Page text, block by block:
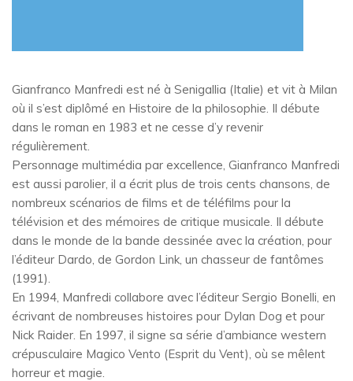
Gianfranco Manfredi est né à Senigallia (Italie) et vit à Milan
où il s’est diplômé en Histoire de la philosophie. Il débute
dans le roman en 1983 et ne cesse d’y revenir
régulièrement.
Personnage multimédia par excellence, Gianfranco Manfredi
est aussi parolier, il a écrit plus de trois cents chansons, de
nombreux scénarios de films et de téléfilms pour la
télévision et des mémoires de critique musicale. Il débute
dans le monde de la bande dessinée avec la création, pour
l’éditeur Dardo, de Gordon Link, un chasseur de fantômes
(1991).
En 1994, Manfredi collabore avec l’éditeur Sergio Bonelli, en
écrivant de nombreuses histoires pour Dylan Dog et pour
Nick Raider. En 1997, il signe sa série d’ambiance western
crépusculaire Magico Vento (Esprit du Vent), où se mêlent
horreur et magie.